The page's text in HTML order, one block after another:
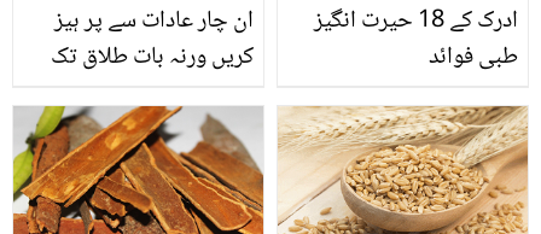
ان چار عادات سے پر ہیز
کریں ورنہ بات طلاق تک
ادرک کے 18 حیرت انگیز
طبی فوائد